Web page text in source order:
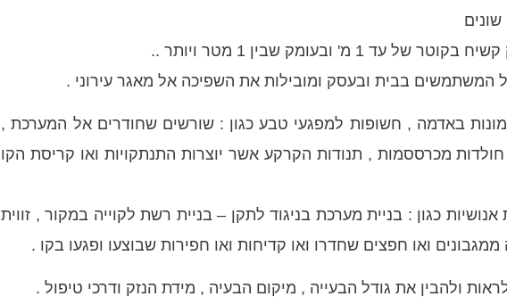
מ' ובעומק שבין 1 מטר ויותר ..
המשתמשים בבית ובעסק ומובילות את השפיכה אל מאגר עירוני .
באדמה , חשופות למפגעי טבע כגון : שורשים שחודרים אל המערכת ,
מכרססמות , תנודות הקרקע אשר יוצרות התנתקויות ואו קריסת הקו
כגון : בניית מערכת בניגוד לתקן – בניית רשת לקוייה במקור , זווית
ואו חפצים שחדרו ואו קדיחות ואו חפירות שבוצעו ופגעו בקו .
ולהבין את גודל הבעייה , מיקום הבעיה , מידת הנזק ודרכי טיפול .